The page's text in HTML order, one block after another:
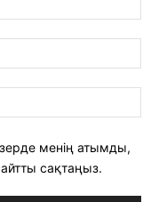
менің атымды,
сақтаңыз.